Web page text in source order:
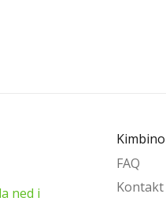
ned i
Kimbino
FAQ
Kontakt